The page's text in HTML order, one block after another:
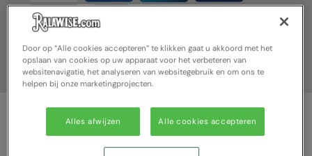
Portwest
Pro RTX
Pro RTX High Visibility
© Ralawise 2025| Ralawise Limited, Registered in England &
Wales, Reg Number 1362849 Registered Office: Unit 112, Tenth
Door op “Alle cookies accepteren” te klikken gaat u akkoord met het
opslaan van cookies op uw apparaat voor het verbeteren van
websitenavigatie, het analyseren van websitegebruik en om ons te
helpen bij onze marketingprojecten.
Alles afwijzen Alle cookies accepteren